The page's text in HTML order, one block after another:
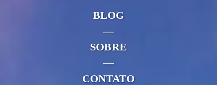
BLOG
—
SOBRE
—
CONTATO